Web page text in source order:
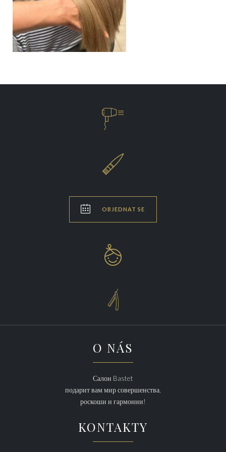


 OBJEDNAT SE


O NÁS
Салон Bastet
подарит вам мир совершенства,
роскоши и гармонии!
KONTAKTY